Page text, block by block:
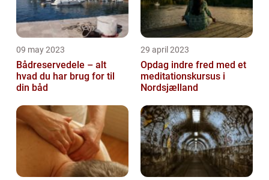
09 may 2023
Bådreservedele – alt
hvad du har brug for til
din båd
29 april 2023
Opdag indre fred med et
meditationskursus i
Nordsjælland